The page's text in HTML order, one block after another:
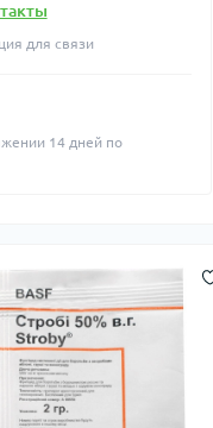
для связи
14 дней по